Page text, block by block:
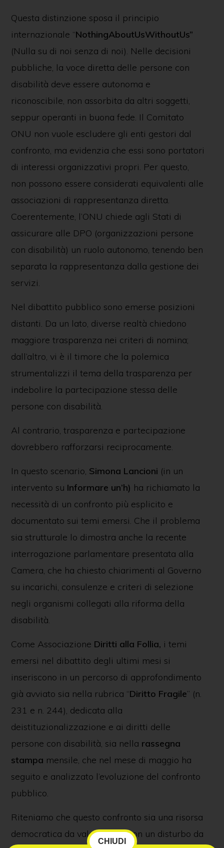
Questa distinzione sposa il principio
internazionale “NothingAboutUsWithoutUs”
(Nulla su di noi senza di noi). Nelle decisioni
pubbliche, la voce diretta delle persone con
disabilità deve essere autonoma e
riconoscibile, non assorbita da altri soggetti,
seppur operanti in buona fede. Il Comitato
ONU non vuole escludere gli enti gestori dal
confronto, ma evidenzia che essi sono portatori
di interessi organizzativi propri. Per questo,
non possono essere considerati equivalenti alle
associazioni di rappresentanza diretta.
Coerentemente, l’ONU chiede agli Stati di
assicurare alle DPO (organizzazioni persone
con disabilità) un ruolo autonomo, tenendo ben
separata la rappresentanza dalla gestione dei
servizi.
Nel dibattito pubblico sono emerse posizioni
distanti. Da un lato, diverse realtà chiedono
maggiore trasparenza nei criteri di nomina;
dall’altro, vi è il timore che la polemica
strumentalizzi il tema della trasparenza per
indebolire la partecipazione stessa delle
persone con disabilità.
Al contrario, trasparenza e partecipazione
dovrebbero rafforzarsi reciprocamente.
In questo scenario, Simona Lancioni (in un
intervento su Informare un’h) ha richiamato la
necessità di un confronto più esplicito e
documentato sui temi emersi. Che il problema
sia strutturale lo dimostra anche la recente
interrogazione parlamentare presentata alla
Camera, che ha chiesto chiarimenti al Governo
su incarichi, consulenze e criteri di selezione
negli organismi collegati alla riforma della
disabilità.
Come Associazione Diritti alla Follia, i temi
emersi nel dibattito degli ultimi mesi si
inseriscono in un percorso di approfondimento
già avviato sia nella rubrica “Diritto Fragile” (n.
231 e n. 244), dedicata alla
deistituzionalizzazione e ai diritti delle
persone con disabilità, sia nella rassegna
stampa mensile, che nel mese di maggio ha
seguito e analizzato l’evoluzione del confronto
pubblico.
Riteniamo che questo confronto sia una risorsa
democratica da valorizzare, non un disturbo da
CHIUDI